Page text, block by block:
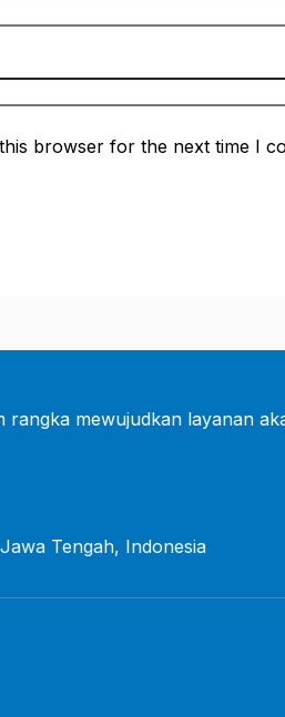
browser for the next time I
rangka mewujudkan layanan
Tengah, Indonesia